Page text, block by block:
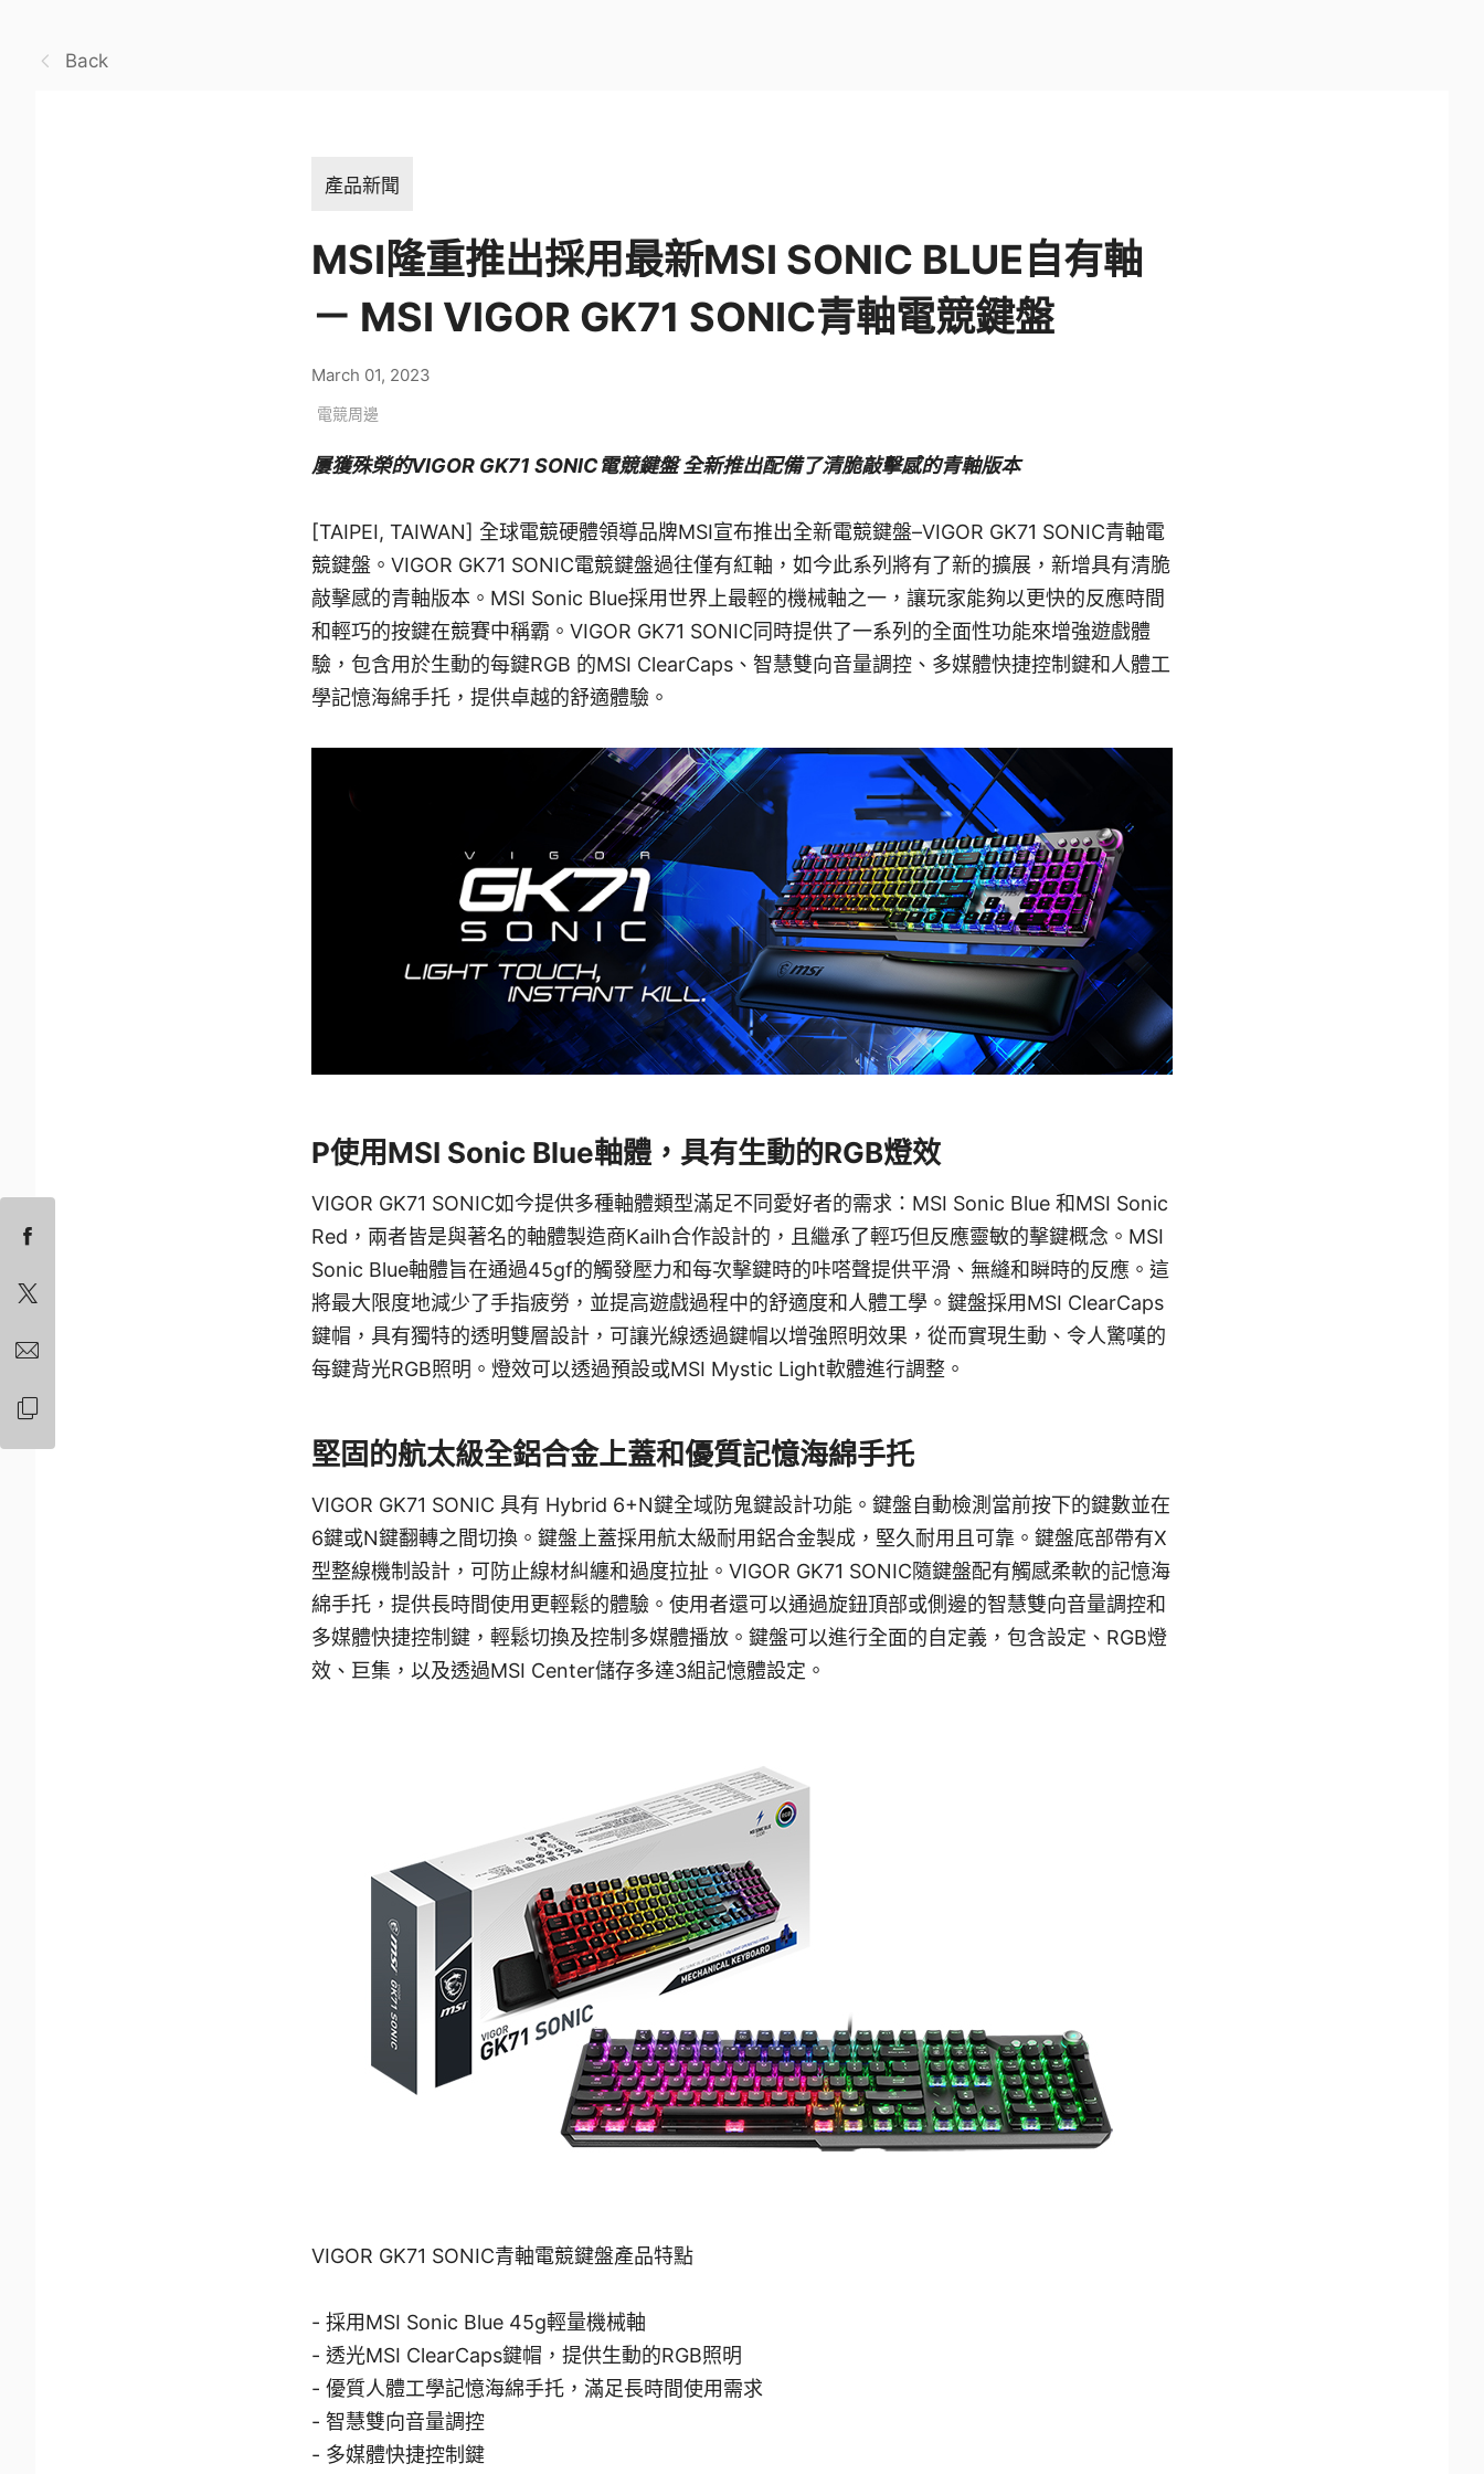
Back
產品新聞
MSI隆重推出採用最新MSI SONIC BLUE自有軸
－ MSI VIGOR GK71 SONIC青軸電競鍵盤
March 01, 2023
電競周邊
屢獲殊榮的VIGOR GK71 SONIC電競鍵盤 全新推出配備了清脆敲擊感的青軸版本
[TAIPEI, TAIWAN] 全球電競硬體領導品牌MSI宣布推出全新電競鍵盤–VIGOR GK71 SONIC青軸電
競鍵盤。VIGOR GK71 SONIC電競鍵盤過往僅有紅軸，如今此系列將有了新的擴展，新增具有清脆
敲擊感的青軸版本。MSI Sonic Blue採用世界上最輕的機械軸之一，讓玩家能夠以更快的反應時間
和輕巧的按鍵在競賽中稱霸。VIGOR GK71 SONIC同時提供了一系列的全面性功能來增強遊戲體
驗，包含用於生動的每鍵RGB 的MSI ClearCaps、智慧雙向音量調控、多媒體快捷控制鍵和人體工
學記憶海綿手托，提供卓越的舒適體驗。
P使用MSI Sonic Blue軸體，具有生動的RGB燈效
VIGOR GK71 SONIC如今提供多種軸體類型滿足不同愛好者的需求：MSI Sonic Blue 和MSI Sonic
Red，兩者皆是與著名的軸體製造商Kailh合作設計的，且繼承了輕巧但反應靈敏的擊鍵概念。MSI
Sonic Blue軸體旨在通過45gf的觸發壓力和每次擊鍵時的咔嗒聲提供平滑、無縫和瞬時的反應。這
將最大限度地減少了手指疲勞，並提高遊戲過程中的舒適度和人體工學。鍵盤採用MSI ClearCaps
鍵帽，具有獨特的透明雙層設計，可讓光線透過鍵帽以增強照明效果，從而實現生動、令人驚嘆的
每鍵背光RGB照明。燈效可以透過預設或MSI Mystic Light軟體進行調整。
堅固的航太級全鋁合金上蓋和優質記憶海綿手托
VIGOR GK71 SONIC 具有 Hybrid 6+N鍵全域防鬼鍵設計功能。鍵盤自動檢測當前按下的鍵數並在
6鍵或N鍵翻轉之間切換。鍵盤上蓋採用航太級耐用鋁合金製成，堅久耐用且可靠。鍵盤底部帶有X
型整線機制設計，可防止線材糾纏和過度拉扯。VIGOR GK71 SONIC隨鍵盤配有觸感柔軟的記憶海
綿手托，提供長時間使用更輕鬆的體驗。使用者還可以通過旋鈕頂部或側邊的智慧雙向音量調控和
多媒體快捷控制鍵，輕鬆切換及控制多媒體播放。鍵盤可以進行全面的自定義，包含設定、RGB燈
效、巨集，以及透過MSI Center儲存多達3組記憶體設定。
VIGOR GK71 SONIC青軸電競鍵盤產品特點
- 採用MSI Sonic Blue 45g輕量機械軸
- 透光MSI ClearCaps鍵帽，提供生動的RGB照明
- 優質人體工學記憶海綿手托，滿足長時間使用需求
- 智慧雙向音量調控
- 多媒體快捷控制鍵